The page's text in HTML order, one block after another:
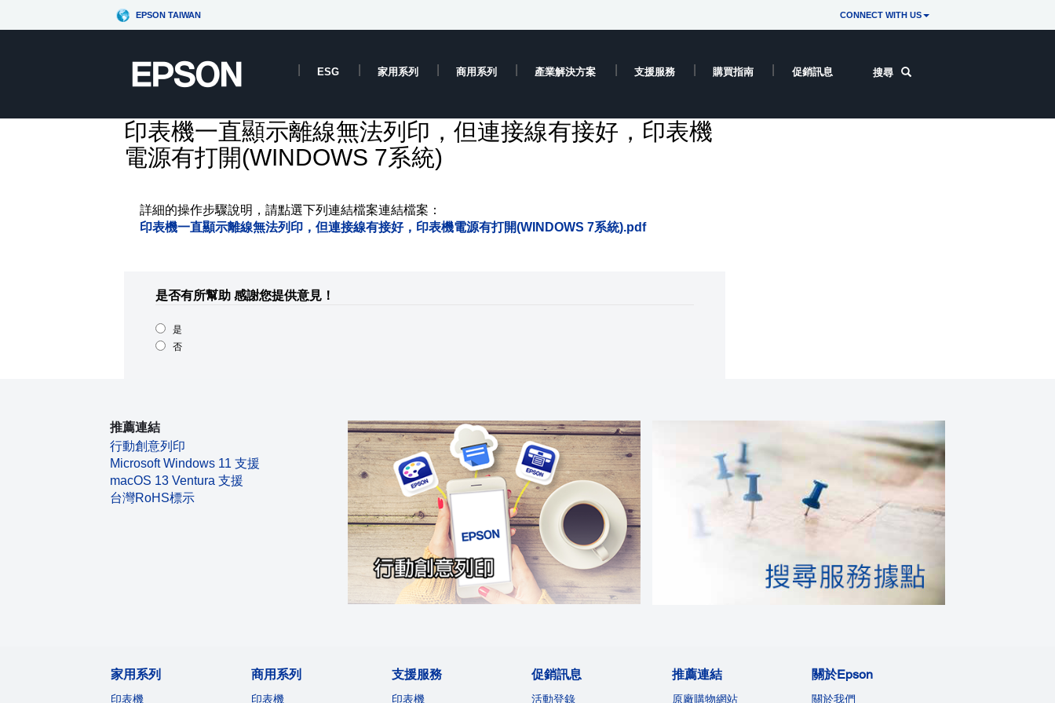
EPSON TAIWAN CONNECT WITH US
ESG 家用系列 商用系列 產業解決方案 支援服務 購買指南 促銷訊息 搜尋
印表機一直顯示離線無法列印，但連接線有接好，印表機
電源有打開(WINDOWS 7系統)
詳細的操作步驟說明，請點選下列連結檔案連結檔案：
印表機一直顯示離線無法列印，但連接線有接好，印表機電源有打開(WINDOWS 7系統).pdf
是否有所幫助 感謝您提供意見！
是
否
推薦連結
行動創意列印
Microsoft Windows 11 支援
macOS 13 Ventura 支援
台灣RoHS標示
家用系列
印表機
商用系列
印表機
支援服務
印表機
促銷訊息
活動登錄
推薦連結
原廠購物網站
關於Epson
關於我們